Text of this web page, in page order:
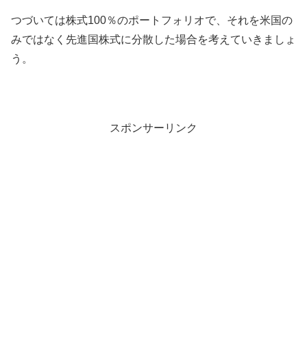
つづいては株式100％のポートフォリオで、それを米国の
みではなく先進国株式に分散した場合を考えていきましょ
う。
スポンサーリンク